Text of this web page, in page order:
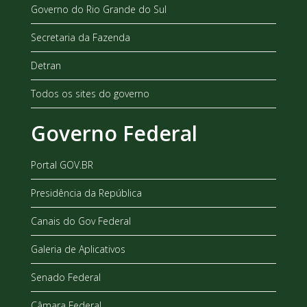
Governo do Rio Grande do Sul
Secretaria da Fazenda
Detran
Todos os sites do governo
Governo Federal
Portal GOV.BR
Presidência da República
Canais do Gov Federal
Galeria de Aplicativos
Senado Federal